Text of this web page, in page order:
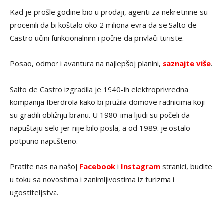
Kad je prošle godine bio u prodaji, agenti za nekretnine su
procenili da bi koštalo oko 2 miliona evra da se Salto de
Castro učini funkcionalnim i počne da privlači turiste.
Posao, odmor i avantura na najlepšoj planini, saznajte više.
Salto de Castro izgradila je 1940-ih elektroprivredna
kompanija Iberdrola kako bi pružila domove radnicima koji
su gradili obližnju branu. U 1980-ima ljudi su počeli da
napuštaju selo jer nije bilo posla, a od 1989. je ostalo
potpuno napušteno.
Pratite nas na našoj Facebook i Instagram stranici, budite
u toku sa novostima i zanimljivostima iz turizma i
ugostiteljstva.